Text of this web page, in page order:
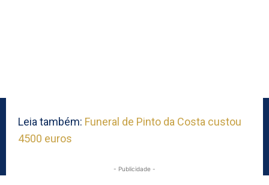
Leia também: Funeral de Pinto da Costa custou
4500 euros
- Publicidade -